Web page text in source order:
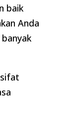
baik
Anda